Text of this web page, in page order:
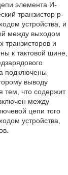
элемента И-
транзистор р-
устройства, и
между выходом
транзисторов и
к тактовой шине,
подключены
выводу
что содержит
между
цепи того
устройства,